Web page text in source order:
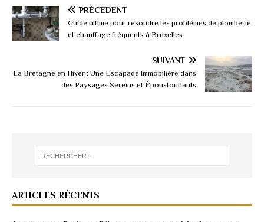
PRÉCÉDENT
Guide ultime pour résoudre les problèmes de plomberie
et chauffage fréquents à Bruxelles
SUIVANT
La Bretagne en Hiver : Une Escapade Immobilière dans
des Paysages Sereins et Époustouflants
ARTICLES RÉCENTS